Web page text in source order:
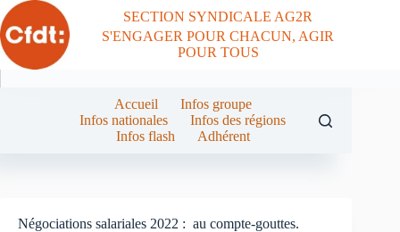
Passer
au
contenu
SECTION SYNDICALE AG2R
S'ENGAGER POUR CHACUN, AGIR
POUR TOUS
Accueil
Infos groupe
Infos nationales
Infos des régions
Infos flash
Adhérent
Négociations salariales 2022 : au compte-gouttes.